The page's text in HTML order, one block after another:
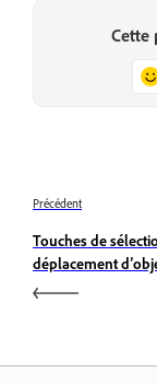
Cette
Précédent
Touches de
déplacement